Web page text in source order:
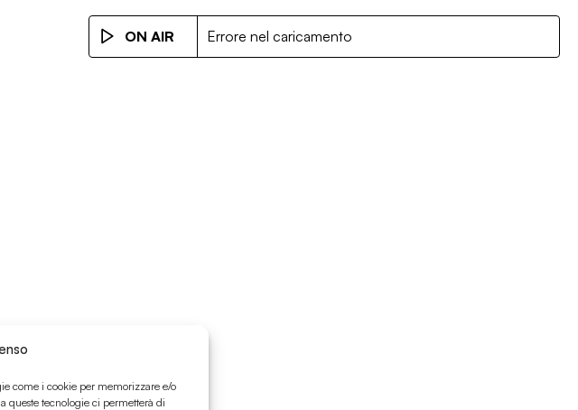
come i cookie per memorizzare e/o
queste tecnologie ci permetterà di
ON AIR Errore nel caricamento